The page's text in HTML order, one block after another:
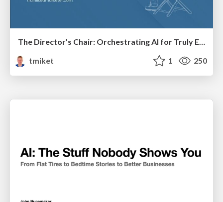
The Director’s Chair: Orchestrating AI for Truly Effective Learning
tmiket
1 250